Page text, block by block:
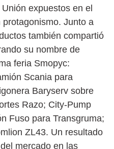
expuestos en el
Junto a
también compartió
su nombre de
feria Smopyc:
Scania para
Baryserv sobre
Razo; City-Pump
Fuso para Transgruma;
ZL43. Un resultado
mercado en las